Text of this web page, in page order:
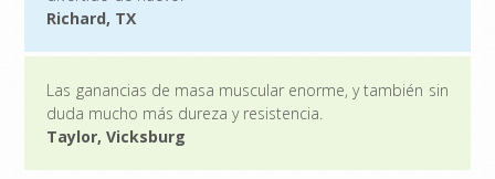
Richard, TX
Las ganancias de masa muscular enorme, y también sin
duda mucho más dureza y resistencia.
Taylor, Vicksburg